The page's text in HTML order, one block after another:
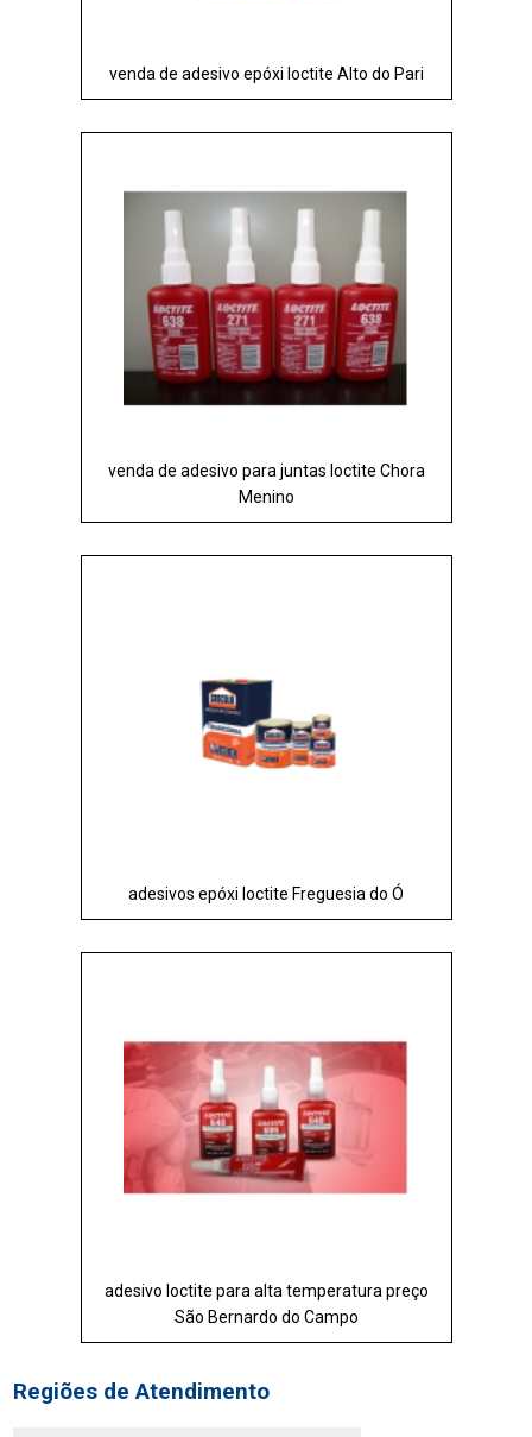
venda de adesivo epóxi loctite Alto do Pari
venda de adesivo para juntas loctite Chora
Menino
adesivos epóxi loctite Freguesia do Ó
adesivo loctite para alta temperatura preço
São Bernardo do Campo
Regiões de Atendimento